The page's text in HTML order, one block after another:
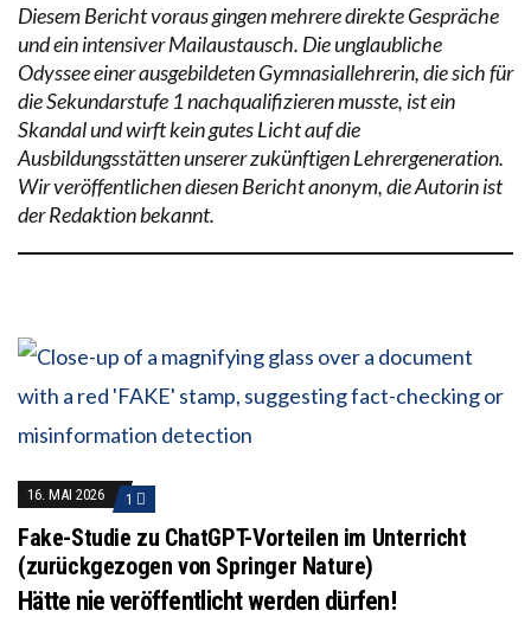
Diesem Bericht voraus gingen mehrere direkte Gespräche
und ein intensiver Mailaustausch. Die unglaubliche
Odyssee einer ausgebildeten Gymnasiallehrerin, die sich für
die Sekundarstufe 1 nachqualifizieren musste, ist ein
Skandal und wirft kein gutes Licht auf die
Ausbildungsstätten unserer zukünftigen Lehrergeneration.
Wir veröffentlichen diesen Bericht anonym, die Autorin ist
der Redaktion bekannt.
16. MAI 2026 1
Fake-Studie zu ChatGPT-Vorteilen im Unterricht
(zurückgezogen von Springer Nature)
Hätte nie veröffentlicht werden dürfen!